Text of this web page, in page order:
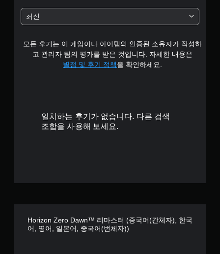
별
중
평
최신
모든 후기는 이 게임이나 아이템의 인증된 소유자가 작성하
고 관리자 팀의 평가를 받은 것입니다. 자세한 내용은
별점 및 후기 정책을 확인하세요.
일치하는 후기가 없습니다. 다른 검색
조합을 사용해 보세요.
Horizon Zero Dawn™ 리마스터 (중국어(간체자), 한국
어, 영어, 일본어, 중국어(번체자))